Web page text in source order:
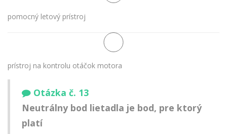
pomocný letový prístroj
prístroj na kontrolu otáčok motora
Otázka č. 13
Neutrálny bod lietadla je bod, pre ktorý
platí